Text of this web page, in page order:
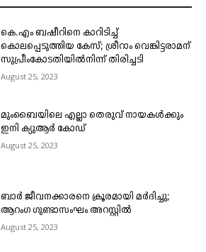
കെ.എം ബഷീറിനെ കാറിടിച്ച്
കൊലപ്പെടുത്തിയ കേസ്; ശ്രീറാം വെങ്കിട്ടരാമന്
സുപ്രീംകോടതിയിൽനിന്ന് തിരിച്ചടി
August 25, 2023
മുംബൈയിലെ എല്ലാ തെരുവ് നായകൾക്കും
ഇനി ക്യുആർ കോഡ്
August 25, 2023
ബാർ ജീവനക്കാരനെ ക്രൂരമായി മർദിച്ചു;
ആറംഗ ഗുണ്ടാസംഘം അറസ്റ്റിൽ
August 25, 2023